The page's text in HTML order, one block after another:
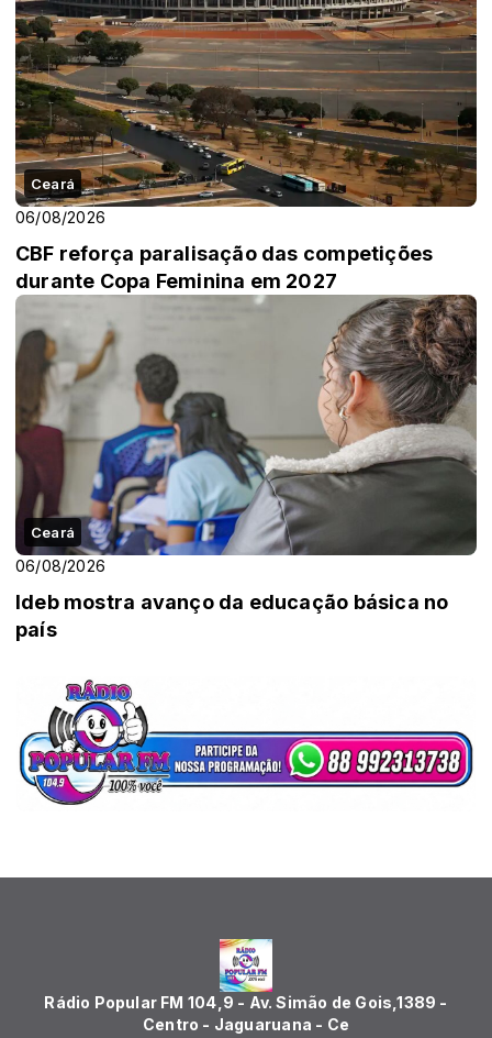
Ceará
06/08/2026
CBF reforça paralisação das competições
durante Copa Feminina em 2027
Ceará
06/08/2026
Ideb mostra avanço da educação básica no
país
Rádio Popular FM 104,9 - Av. Simão de Gois,1389 -
Centro - Jaguaruana - Ce